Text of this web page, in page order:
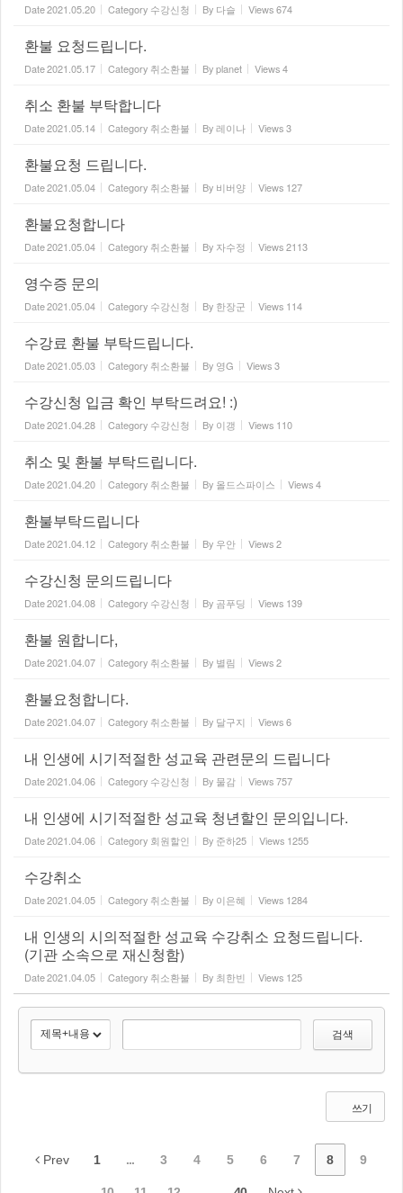
Date2021.05.20 Category 수강신청 By 다슬 Views674
환불 요청드립니다.
Date2021.05.17 Category 취소환불 Byplanet Views4
취소 환불 부탁합니다
Date2021.05.14 Category 취소환불 By레이나 Views3
환불요청 드립니다.
Date2021.05.04 Category 취소환불 By 비버양 Views 127
환불요청합니다
Date2021.05.04 Category 취소환불 By 자수정 Views2113
영수증 문의
Date2021.05.04 Category 수강신청 By 한장군 Views 114
수강료 환불 부탁드립니다.
Date2021.05.03 Category 취소환불 By 영G Views3
수강신청 입금 확인 부탁드려요! :)
Date2021.04.28 Category 수강신청 By 이갱 Views 110
취소 및 환불 부탁드립니다.
Date2021.04.20 Category 취소환불 By 올드스파이스 Views4
환불부탁드립니다
Date2021.04.12 Category 취소환불 By 우안 Views2
수강신청 문의드립니다
Date2021.04.08 Category 수강신청 By 곰푸딩 Views 139
환불 원합니다,
Date2021.04.07 Category 취소환불 By 별림 Views2
환불요청합니다.
Date2021.04.07 Category 취소환불 By 달구지 Views6
내 인생에 시기적절한 성교육 관련문의 드립니다
Date2021.04.06 Category 수강신청 By 물감 Views757
내 인생에 시기적절한 성교육 청년할인 문의입니다.
Date2021.04.06 Category 회원할인 By 준하25 Views 1255
수강취소
Date2021.04.05 Category 취소환불 By 이은혜 Views 1284
내 인생의 시의적절한 성교육 수강취소 요청드립니다.
(기관 소속으로 재신청함)
Date2021.04.05 Category 취소환불 By 최한빈 Views 125
검색
쓰기
Prev 1 ... 3 4 5 6 7 8 9